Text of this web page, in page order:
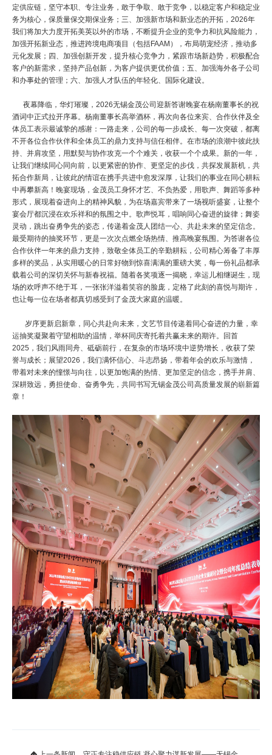
定供应链，坚守本职、专注业务，敢于争取、敢于竞争，以稳定客户和稳定业
务为核心，保质量保交期保业务；三、加强新市场和新业态的开拓，2026年
我们将加大力度开拓美英以外的市场，不断提升企业的竞争力和抗风险能力，
加强开拓新业态，推进跨境电商项目（包括FAAM），布局萌宠经济，推动多
元化发展；四、加强创新开发，提升核心竞争力，紧跟市场新趋势，积极配合
客户的新需求，坚持产品创新，为客户提供更优价值；五、加强海外各子公司
和办事处的管理；六、加强人才队伍的年轻化、国际化建设。
夜幕降临，华灯璀璨，2026无锡金茂公司迎新答谢晚宴在杨南董事长的祝
酒词中正式拉开序幕。杨南董事长高举酒杯，再次向各位来宾、合作伙伴及全
体员工表示最诚挚的感谢：一路走来，公司的每一步成长、每一次突破，都离
不开各位合作伙伴和全体员工的鼎力支持与信任相伴。在市场的浪潮中彼此扶
持、并肩攻坚，用默契与协作攻克一个个难关，收获一个个成果。新的一年，
让我们继续同心同向前，以更紧密的协作、更坚定的步伐，共探发展新机，共
拓合作新局，让彼此的情谊在携手共进中愈发深厚，让我们的事业在同心耕耘
中再攀新高！晚宴现场，金茂员工身怀才艺、不负热爱，用歌声、舞蹈等多种
形式，展现着奋进向上的精神风貌，为在场嘉宾带来了一场视听盛宴，让整个
宴会厅都沉浸在欢乐祥和的氛围之中。歌声悦耳，唱响同心奋进的旋律；舞姿
灵动，跳出奋勇争先的姿态，传递着金茂人团结一心、共赴未来的坚定信念。
最受期待的抽奖环节，更是一次次点燃全场热情、推高晚宴氛围。为答谢各位
合作伙伴一年来的鼎力支持，致敬全体员工的辛勤耕耘，公司精心筹备了丰厚
多样的奖品，从实用暖心的日常好物到惊喜满满的重磅大奖，每一份礼品都承
载着公司的深切关怀与新春祝福。随着各奖项逐一揭晓，幸运儿相继诞生，现
场的欢呼声不绝于耳，一张张洋溢着笑容的脸庞，定格了此刻的喜悦与期许，
也让每一位在场者都真切感受到了金茂大家庭的温暖。
岁序更新启新章，同心共赴向未来，文艺节目传递着同心奋进的力量，幸
运抽奖凝聚着守望相助的温情，举杯同庆寄托着共赢未来的期许。回首
2025，我们风雨同舟、砥砺前行，在复杂的市场环境中逆势增长，收获了荣
誉与成长；展望2026，我们满怀信心、斗志昂扬，带着年会的欢乐与激情，
带着对未来的憧憬与向往，以更加饱满的热情、更加坚定的信念，携手并肩、
深耕致远，勇担使命、奋勇争先，共同书写无锡金茂公司高质量发展的崭新篇
章！